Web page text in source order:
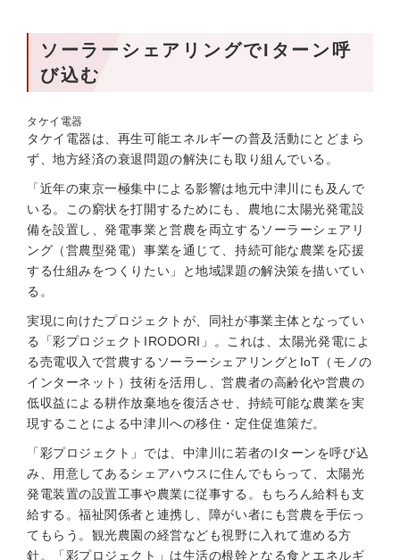
ソーラーシェアリングでIターン呼
び込む
タケイ電器
タケイ電器は、再生可能エネルギーの普及活動にとどまら
ず、地方経済の衰退問題の解決にも取り組んでいる。
「近年の東京一極集中による影響は地元中津川にも及んで
いる。この窮状を打開するためにも、農地に太陽光発電設
備を設置し、発電事業と営農を両立するソーラーシェアリ
ング（営農型発電）事業を通じて、持続可能な農業を応援
する仕組みをつくりたい」と地域課題の解決策を描いてい
る。
実現に向けたプロジェクトが、同社が事業主体となってい
る「彩プロジェクトIRODORI」。これは、太陽光発電によ
る売電収入で営農するソーラーシェアリングとIoT（モノの
インターネット）技術を活用し、営農者の高齢化や営農の
低収益による耕作放棄地を復活させ、持続可能な農業を実
現することによる中津川への移住・定住促進策だ。
「彩プロジェクト」では、中津川に若者のIターンを呼び込
み、用意してあるシェアハウスに住んでもらって、太陽光
発電装置の設置工事や農業に従事する。もちろん給料も支
給する。福祉関係者と連携し、障がい者にも営農を手伝っ
てもらう。観光農園の経営なども視野に入れて進める方
針。「彩プロジェクト」は生活の根幹となる食とエネルギ